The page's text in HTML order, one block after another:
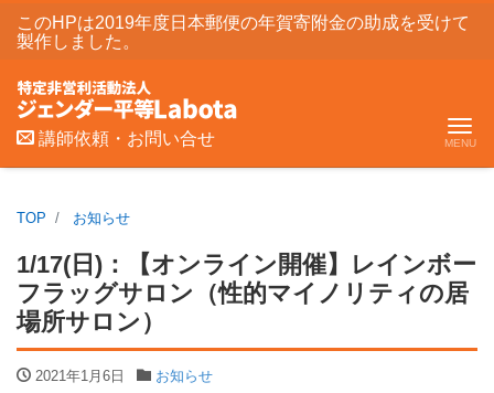
このHPは2019年度日本郵便の年賀寄附金の助成を受けて
製作しました。
講師依頼・お問い合せ
TOP お知らせ
1/17(日)：【オンライン開催】レインボー
フラッグサロン（性的マイノリティの居
場所サロン）
2021年1月6日 お知らせ